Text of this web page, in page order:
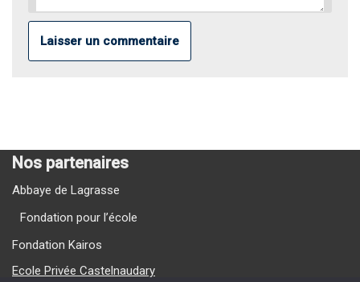
Nos partenaires
Abbaye de Lagrasse
Fondation pour l’école
Fondation Kairos
Ecole Privée Castelnaudary